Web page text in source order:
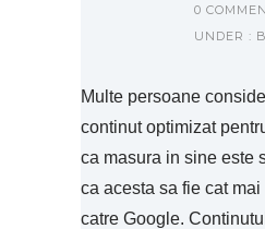
0
UNDER :
Multe persoane
continut optimizat
ca masura in sine este
ca acesta sa fie cat
catre Google.